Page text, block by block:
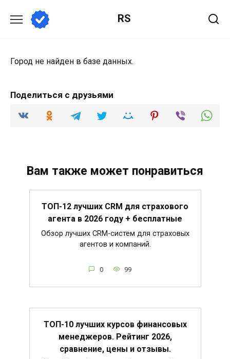
содержанию
RS
Город не найден в базе данных.
Поделиться с друзьями
Вам также может понравиться
ТОП-12 лучших CRM для страхового
агента в 2026 году + бесплатные
Обзор лучших CRM-систем для страховых
агентов и компаний.
0 99
ТОП-10 лучших курсов финансовых
менеджеров. Рейтинг 2026,
сравнение, цены и отзывы.